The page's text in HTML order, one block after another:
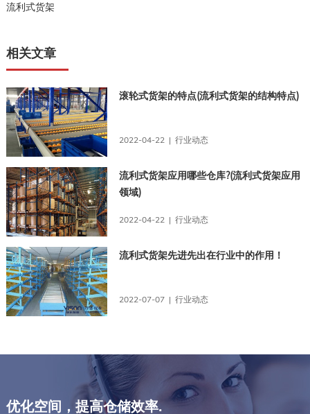
流利式货架
相关文章
滚轮式货架的特点(流利式货架的结构特点)
2022-04-22 | 行业动态
流利式货架应用哪些仓库?(流利式货架应用
领域)
2022-04-22 | 行业动态
流利式货架先进先出在行业中的作用！
2022-07-07 | 行业动态
优化空间，提高仓储效率.